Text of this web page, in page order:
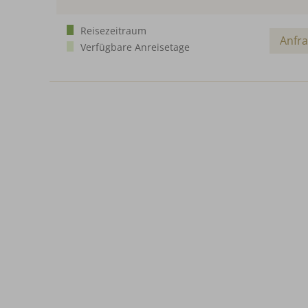
Reisezeitraum
Verfügbare Anreisetage